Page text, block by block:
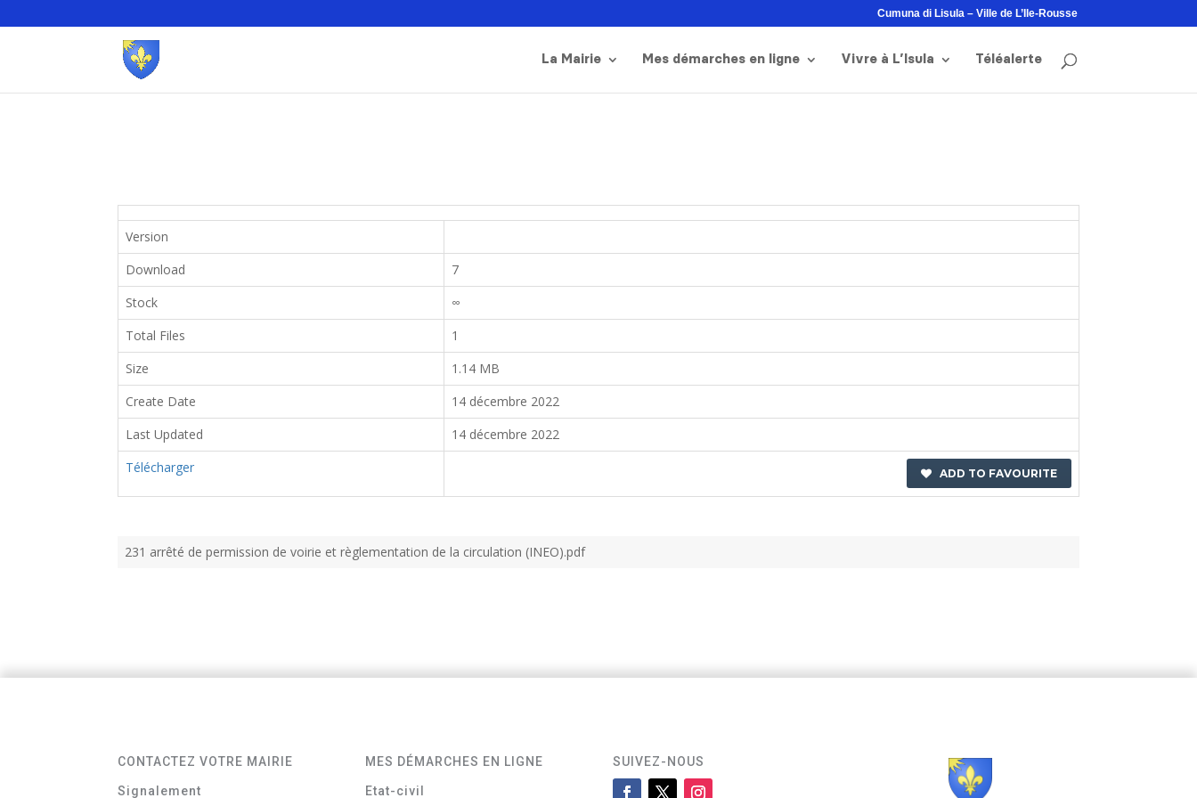
Cumuna di Lisula – Ville de L’Ile-Rousse
La Mairie Mes démarches en ligne Vivre à L’Isula Téléalerte
Version
Download
7
Stock
∞
Total Files
1
Size
1.14 MB
Create Date
14 décembre 2022
Last Updated
14 décembre 2022
Télécharger
ADD TO FAVOURITE
231 arrêté de permission de voirie et règlementation de la circulation (INEO).pdf
CONTACTEZ VOTRE MAIRIE
Signalement
MES DÉMARCHES EN LIGNE
Etat-civil
SUIVEZ-NOUS